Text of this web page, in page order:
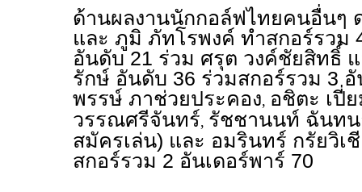
ด้านผลงานนักกอล์ฟไทยคนอื่นๆ
และ ภูมิ ภัทโรพงค์ ทำสกอร์รวม
อันดับ 21 ร่วม ศรุต วงค์ชัยสิทธิ์
รักษ์ อันดับ 36 ร่วมสกอร์รวม 3 อั
พรรษ์ ภาช่วยประคอง, อชิตะ เปี่
วรรณศรีจันทร์, รัชชานนท์ ฉันท
สมัครเล่น) และ อมรินทร์ กรัยวิเ
สกอร์รวม 2 อันเดอร์พาร์ 70